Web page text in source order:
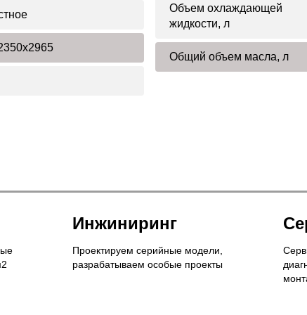
Объем охлаждающей
жидкости, л
Общий объем масла, л
Инжиниринг
Проектируем серийные модели,
разрабатываем особые проекты